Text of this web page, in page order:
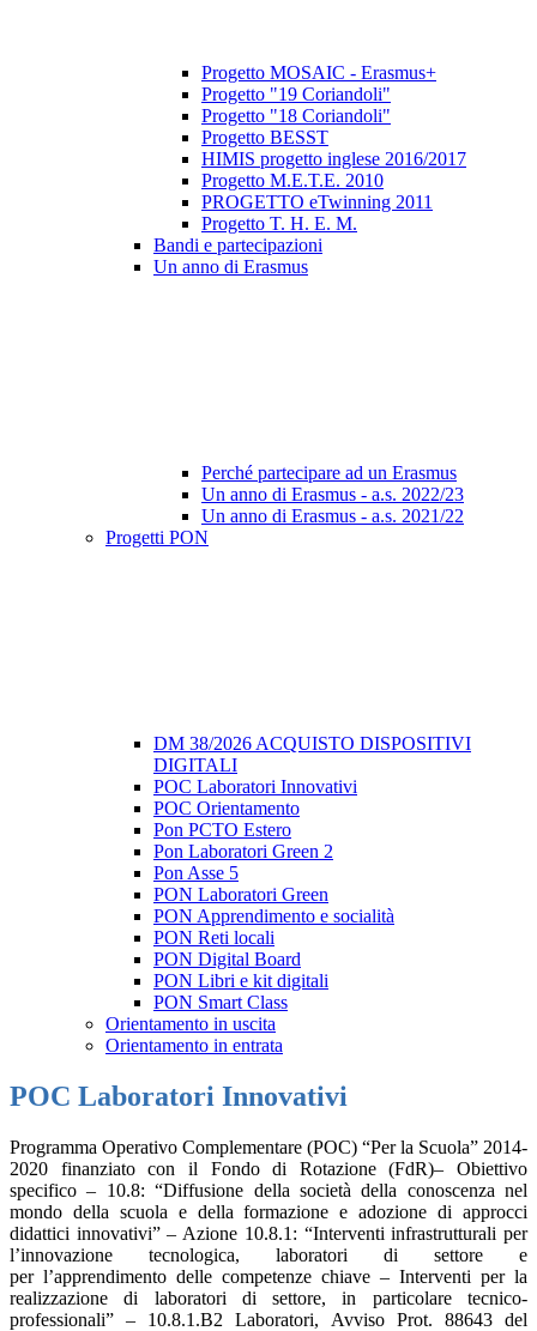
Progetto MOSAIC - Erasmus+
Progetto "19 Coriandoli"
Progetto "18 Coriandoli"
Progetto BESST
HIMIS progetto inglese 2016/2017
Progetto M.E.T.E. 2010
PROGETTO eTwinning 2011
Progetto T. H. E. M.
Bandi e partecipazioni
Un anno di Erasmus
Perché partecipare ad un Erasmus
Un anno di Erasmus - a.s. 2022/23
Un anno di Erasmus - a.s. 2021/22
Progetti PON
DM 38/2026 ACQUISTO DISPOSITIVI
DIGITALI
POC Laboratori Innovativi
POC Orientamento
Pon PCTO Estero
Pon Laboratori Green 2
Pon Asse 5
PON Laboratori Green
PON Apprendimento e socialità
PON Reti locali
PON Digital Board
PON Libri e kit digitali
PON Smart Class
Orientamento in uscita
Orientamento in entrata
POC Laboratori Innovativi
Programma Operativo Complementare (POC) “Per la Scuola” 2014-
2020 finanziato con il Fondo di Rotazione (FdR)– Obiettivo
specifico – 10.8: “Diffusione della società della conoscenza nel
mondo della scuola e della formazione e adozione di approcci
didattici innovativi” – Azione 10.8.1: “Interventi infrastrutturali per
l’innovazione tecnologica, laboratori di settore e
per l’apprendimento delle competenze chiave – Interventi per la
realizzazione di laboratori di settore, in particolare tecnico-
professionali” – 10.8.1.B2 Laboratori, Avviso Prot. 88643 del